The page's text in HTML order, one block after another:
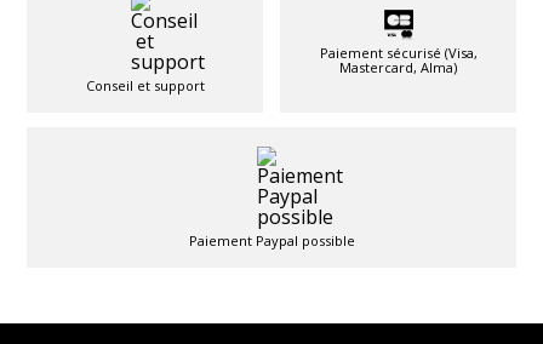
Conseil et support
Paiement sécurisé (Visa,
Mastercard, Alma)
Paiement Paypal possible